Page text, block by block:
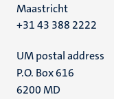
Maastricht
+31 43 388 2222
UM postal address
P.O. Box 616
6200 MD